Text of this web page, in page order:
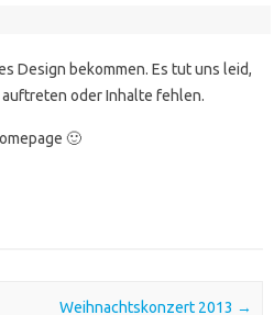
Design bekommen. Es tut uns leid,
oder Inhalte fehlen.
🙂
Weihnachtskonzert 2013 →